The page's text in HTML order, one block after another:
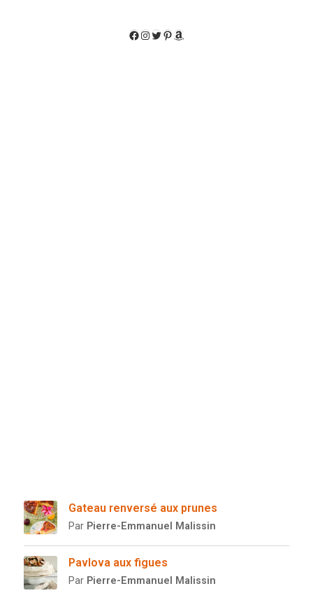
Gateau renversé aux prunes
Par Pierre-Emmanuel Malissin
Pavlova aux figues
Par Pierre-Emmanuel Malissin